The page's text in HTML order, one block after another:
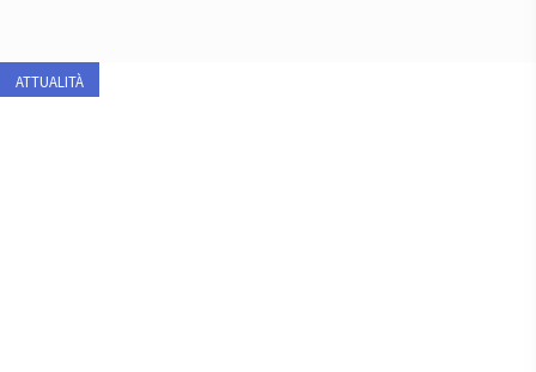
ATTUALITÀ